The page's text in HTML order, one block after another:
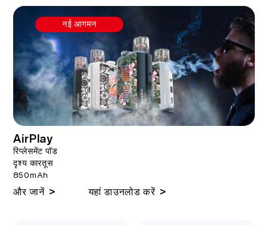
नई आगमन
AirPlay
रिप्लेसमेंट पॉड
दृश्य कारतूस
850mAh
और जानें > यहां डाउनलोड करें >